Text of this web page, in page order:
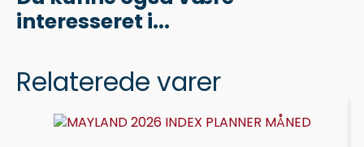
interesseret i...
Relaterede varer